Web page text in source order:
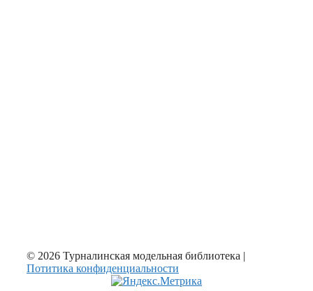
© 2026 Турналинская модельная библиотека |
Потитика конфиденциальности